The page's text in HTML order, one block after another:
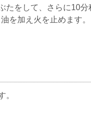
たをして、さらに10分
を加え火を止めます。
。